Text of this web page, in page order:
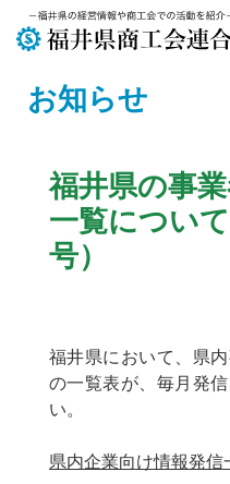
お知らせ
福井県の事
一覧につい
号）
福井県において、県
の一覧表が、毎月発
い。
県内企業向け情報発信